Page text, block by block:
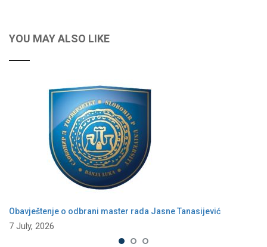
YOU MAY ALSO LIKE
Obavještenje o odbrani master rada Jasne Tanasijević
7 July, 2026